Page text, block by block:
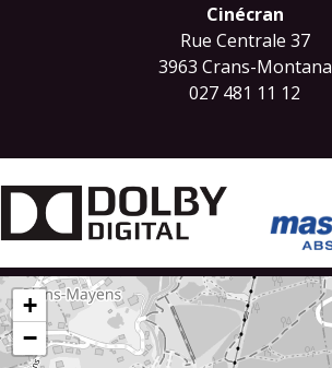
Cinécran
Rue Centrale 37
3963 Crans-Montana
027 481 11 12
+
−